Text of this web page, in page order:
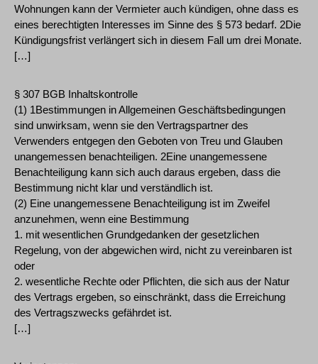
Wohnungen kann der Vermieter auch kündigen, ohne dass es
eines berechtigten Interesses im Sinne des § 573 bedarf. 2Die
Kündigungsfrist verlängert sich in diesem Fall um drei Monate.
[…]
§ 307 BGB Inhaltskontrolle
(1) 1Bestimmungen in Allgemeinen Geschäftsbedingungen
sind unwirksam, wenn sie den Vertragspartner des
Verwenders entgegen den Geboten von Treu und Glauben
unangemessen benachteiligen. 2Eine unangemessene
Benachteiligung kann sich auch daraus ergeben, dass die
Bestimmung nicht klar und verständlich ist.
(2) Eine unangemessene Benachteiligung ist im Zweifel
anzunehmen, wenn eine Bestimmung
1. mit wesentlichen Grundgedanken der gesetzlichen
Regelung, von der abgewichen wird, nicht zu vereinbaren ist
oder
2. wesentliche Rechte oder Pflichten, die sich aus der Natur
des Vertrags ergeben, so einschränkt, dass die Erreichung
des Vertragszwecks gefährdet ist.
[…]